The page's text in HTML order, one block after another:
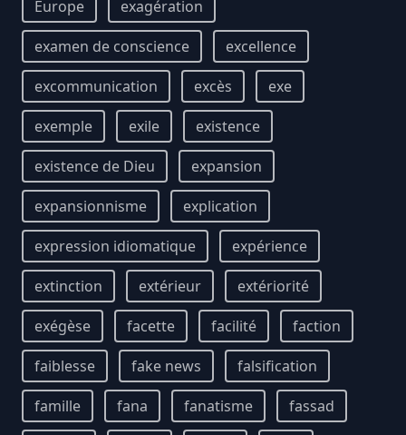
Europe
exagération
examen de conscience
excellence
excommunication
excès
exe
exemple
exile
existence
existence de Dieu
expansion
expansionnisme
explication
expression idiomatique
expérience
extinction
extérieur
extériorité
exégèse
facette facilité
faction
faiblesse
fake news
falsification
famille
fana fanatisme
fassad